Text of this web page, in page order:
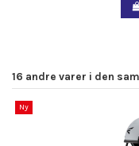
16 andre varer i den
Ny